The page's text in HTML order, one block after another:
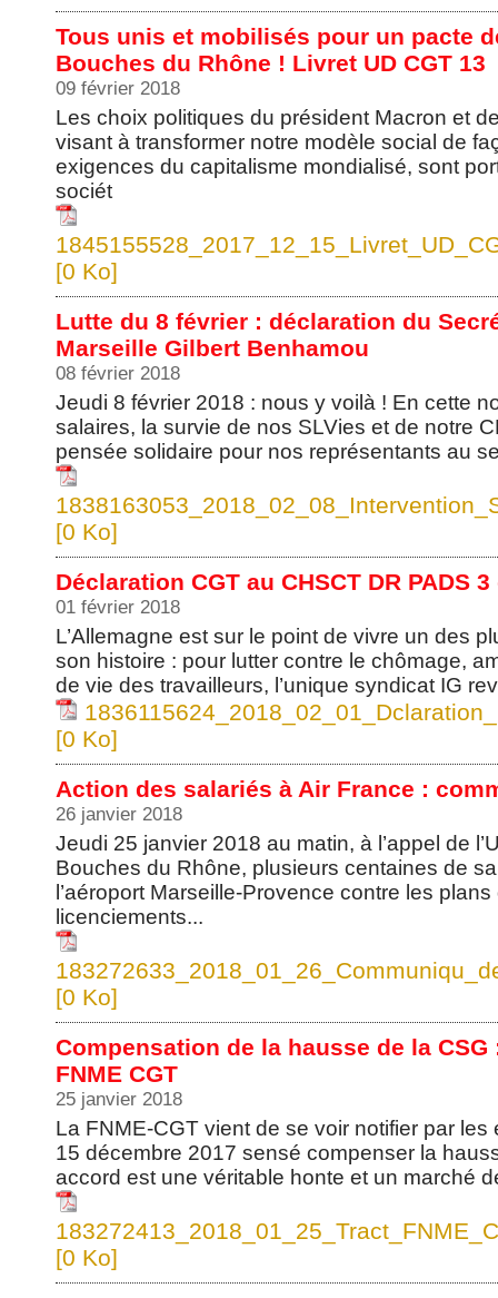
Tous unis et mobilisés pour un pacte
Bouches du Rhône ! Livret UD CGT 13
09 février 2018
Les choix politiques du président Macron et
visant à transformer notre modèle social de
exigences du capitalisme mondialisé, sont
sociét
[0 Ko]
Lutte du 8 février : déclaration du
Marseille Gilbert Benhamou
08 février 2018
Jeudi 8 février 2018 : nous y voilà ! En cette
salaires, la survie de nos SLVies et de notre
pensée solidaire pour nos représentants au
[0 Ko]
Déclaration CGT au CHSCT DR PADS
01 février 2018
L’Allemagne est sur le point de vivre un des
son histoire : pour lutter contre le chômage,
de vie des travailleurs, l’unique syndicat IG
[0 Ko]
Action des salariés à Air France :
26 janvier 2018
Jeudi 25 janvier 2018 au matin, à l’appel de
Bouches du Rhône, plusieurs centaines de
l’aéroport Marseille-Provence contre les
licenciements...
[0 Ko]
Compensation de la hausse de la
FNME CGT
25 janvier 2018
La FNME-CGT vient de se voir notifier par
15 décembre 2017 sensé compenser la
accord est une véritable honte et un marché
[0 Ko]